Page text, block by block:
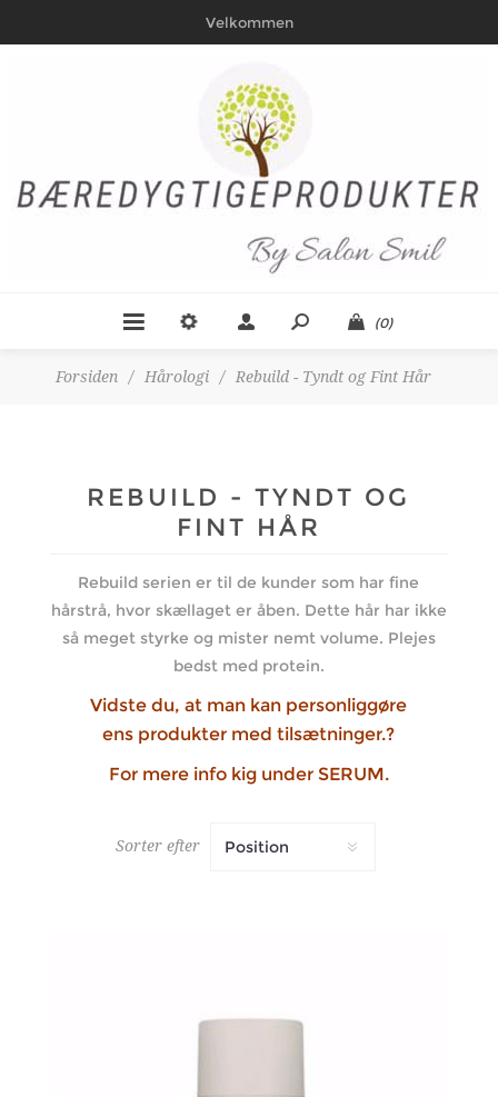
Velkommen
(0)
Forsiden / Hårologi / Rebuild - Tyndt og Fint Hår
REBUILD - TYNDT OG
FINT HÅR
Rebuild serien er til de kunder som har fine
hårstrå, hvor skællaget er åben. Dette hår har ikke
så meget styrke og mister nemt volume. Plejes
bedst med protein.
Vidste du, at man kan personliggøre
ens produkter med tilsætninger.?
For mere info kig under SERUM.
Sorter efter